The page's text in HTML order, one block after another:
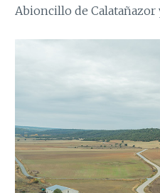
Abioncillo de Calatañazor